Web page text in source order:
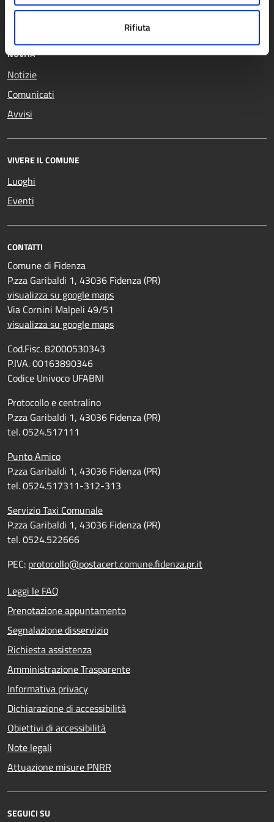
Rifiuta
Giustizia e sicurezza pubblica
NOVITÀ
Notizie
Comunicati
Avvisi
VIVERE IL COMUNE
Luoghi
Eventi
CONTATTI
Comune di Fidenza
P.zza Garibaldi 1, 43036 Fidenza (PR)
visualizza su google maps
Via Cornini Malpeli 49/51
visualizza su google maps
Cod.Fisc. 82000530343
P.IVA. 00163890346
Codice Univoco UFABNI
Protocollo e centralino
P.zza Garibaldi 1, 43036 Fidenza (PR)
tel. 0524.517111
Punto Amico
P.zza Garibaldi 1, 43036 Fidenza (PR)
tel. 0524.517311-312-313
Servizio Taxi Comunale
P.zza Garibaldi 1, 43036 Fidenza (PR)
tel. 0524.522666
PEC: protocollo@postacert.comune.fidenza.pr.it
Leggi le FAQ
Prenotazione appuntamento
Segnalazione disservizio
Richiesta assistenza
Amministrazione Trasparente
Informativa privacy
Dichiarazione di accessibilità
Obiettivi di accessibilità
Note legali
Attuazione misure PNRR
SEGUICI SU